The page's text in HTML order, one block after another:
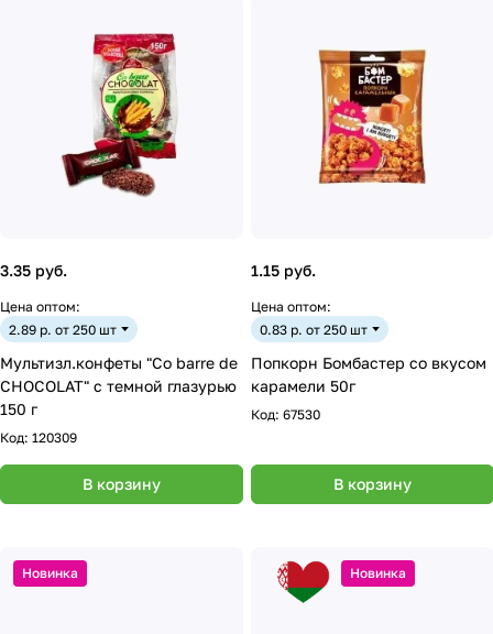
3.35 руб.
Цена оптом:
2.89 р. от 250 шт
Мультизл.конфеты "Co barre de
CHOCOLAT" с темной глазурью
150 г
Код: 120309
В корзину
1.15 руб.
Цена оптом:
0.83 р. от 250 шт
Попкорн Бомбастер со вкусом
карамели 50г
Код: 67530
В корзину
Новинка Новинка